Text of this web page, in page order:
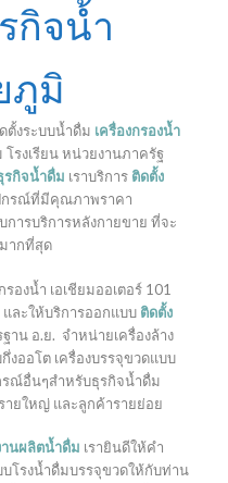
กิจน้ำ
ภูมิ
ตั้งระบบน้ำดื่ม เครื่องกรองน้ำ
โรงเรียน หน่วยงานภาครัฐ
รกิจน้ำดื่ม เราบริการ ติดตั้ง
กรณ์ที่มีคุณภาพราคา
การบริการหลังกายขาย ที่จะ
ากที่สุด
รองน้ำ เอเชียมออเตอร์ 101
และให้บริการออกแบบ ติดตั้ง
น อ.ย. จำหน่ายเครื่องล้าง
งออโต เครื่องบรรจุขวดแบบ
รณ์อื่นๆสำหรับธุรกิจน้ำดื่ม
ายใหญ่ และลูกค้ารายย่อย
านผลิตน้ำดื่ม เรายินดีให้คำ
โรงน้ำดื่มบรรจุขวดให้กับท่าน